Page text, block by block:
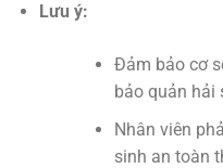
Lưu ý:
Đảm bảo cơ
bảo quản hải
Nhân viên
sinh an toàn